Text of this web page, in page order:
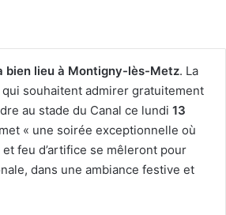
bien lieu à Montigny-lès-Metz. La
souhaitent admirer gratuitement
au stade du Canal ce lundi 13
« une soirée exceptionnelle où
feu d’artifice se mêleront pour
dans une ambiance festive et